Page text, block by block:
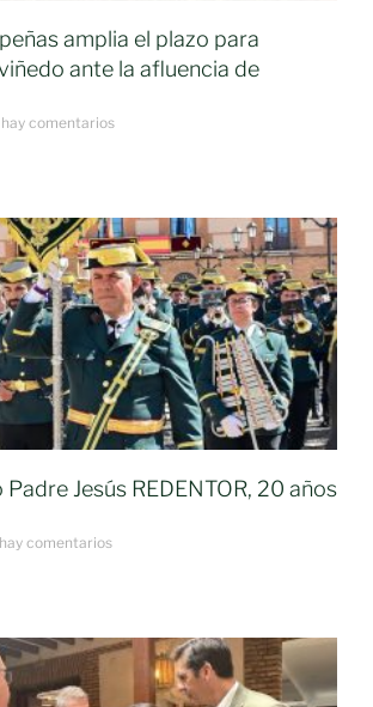
amplia el plazo para
ante la afluencia de
hay comentarios
Jesús REDENTOR, 20 años
comentarios